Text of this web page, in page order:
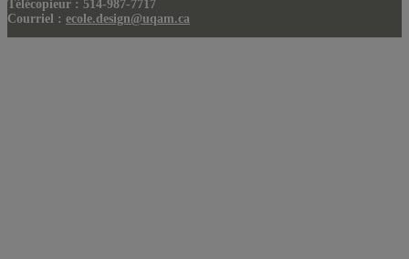
Télécopieur : 514-987-7717
Courriel : ecole.design@uqam.ca